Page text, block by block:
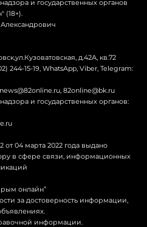
и государственных органов
д.42А, кв.72
244-15-19, WhatsApp, Viber, Telegram:
news@82online.ru 82online@bk.ru
и государственных органов:
04 марта 2022 года выдано
в сфере связи, информационных
онлайн”
за достоверность информации,
информации.